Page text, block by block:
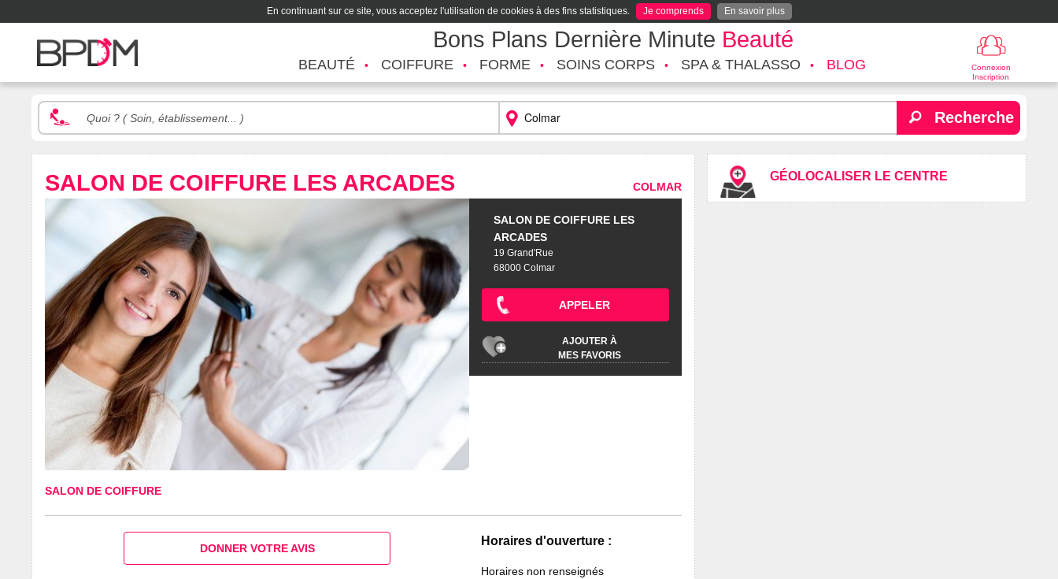
En continuant sur ce site, vous acceptez l'utilisation de cookies à des fins statistiques. Je comprends En savoir plus
Bons Plans Dernière Minute Beauté
Connexion
Inscription
BEAUTÉ COIFFURE FORME SOINS CORPS SPA & THALASSO BLOG
Recherche
GÉOLOCALISER LE CENTRE
SALON DE COIFFURE LES ARCADES COLMAR
SALON DE COIFFURE LES
ARCADES
19 Grand'Rue
68000 Colmar
APPELER
AJOUTER À
MES FAVORIS
SALON DE COIFFURE
Horaires d'ouverture :
Horaires non renseignés
DONNER VOTRE AVIS